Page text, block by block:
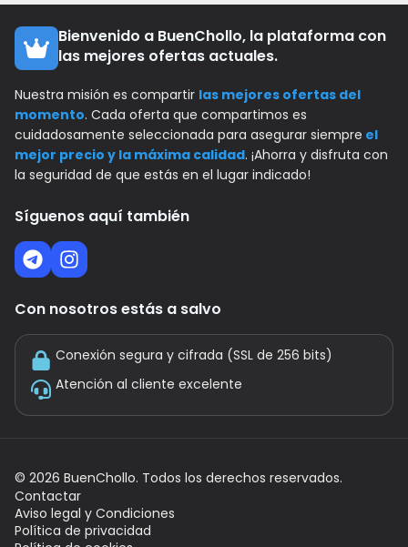
Bienvenido a BuenChollo, la plataforma con
las mejores ofertas actuales.
Nuestra misión es compartir las mejores ofertas del
momento. Cada oferta que compartimos es
cuidadosamente seleccionada para asegurar siempre el
mejor precio y la máxima calidad. ¡Ahorra y disfruta con
la seguridad de que estás en el lugar indicado!
Síguenos aquí también
Con nosotros estás a salvo
Conexión segura y cifrada (SSL de 256 bits)
Atención al cliente excelente
© 2026 BuenChollo. Todos los derechos reservados.
Contactar
Aviso legal y Condiciones
Política de privacidad